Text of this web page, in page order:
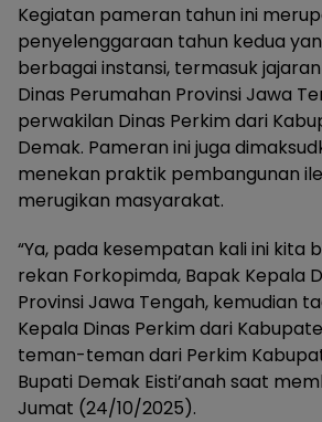
Kegiatan pameran tahun ini
penyelenggaraan tahun kedua
berbagai instansi, termasuk
Dinas Perumahan Provinsi Jawa
perwakilan Dinas Perkim dari
Demak. Pameran ini juga
menekan praktik pembangunan
merugikan masyarakat.
“Ya, pada kesempatan kali ini kita
rekan Forkopimda, Bapak Kepala
Provinsi Jawa Tengah, kemudian
Kepala Dinas Perkim dari
teman-teman dari Perkim
Bupati Demak Eisti’anah saat
Jumat (24/10/2025).